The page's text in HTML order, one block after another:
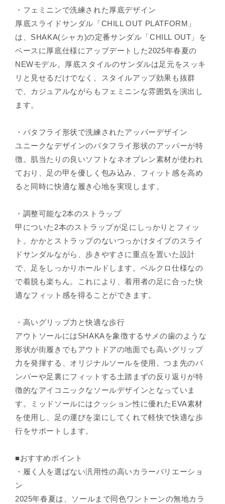
¡
・フェミニンで洗練された厚底デザイン
厚底スライドサンダル「CHILL OUT PLATFORM」
は、SHAKA(シャカ)の定番サンダル「CHILL OUT」を
ベースに厚底仕様にアップデートした2025年春夏の
NEWモデル。厚底スタイルのサンダルは足元をスッキ
リと見せるだけでなく、スタイルアップ効果も抜群
で、カジュアルながらもフェミニンな雰囲気を演出し
ます。
・バタフライ形状で洗練されたアッパーデザイン
ユニークなデザインのバタフライ形状のアッパーが特
徴。肌当たりの良いソフトなネオプレン素材が使われ
ており、足の甲を優しく包み込み、フィット感を高め
ると同時に快適な履き心地を実現します。
・調整可能な2本のストラップ
甲についた2本のストラップが足にしっかりとフィッ
ト。かかとストラップのないつっかけタイプのスライ
ドサンダルながら、歩きやすさに重点を置いた設計
で、足をしっかりホールドします。ベルクロ仕様なの
で着脱も楽ちん。これにより、着用者の足に合った快
適なフィット感を得ることができます。
・高いグリップ力と快適な歩行
アウトソールにはSHAKAを象徴するサメの歯のような
形状が街履きでもアウトドアの地面でも高いグリップ
力を発揮する、オリジナルソールを使用。つま先のバ
ンパーや足裏にフィットする土踏まずの反り返りが特
徴的なアイコニックなソールデザインとなっていま
す。ミッドソールにはクッション性に優れたEVA素材
を使用し、足の運びを楽にしてくれて軽快で快適な歩
行をサポートします。
■おすすめポイント
・履く人を選ばない汎用性の高いカラーバリエーショ
ン
2025年春夏は、ソールまで同色ワントーンの無地カラ